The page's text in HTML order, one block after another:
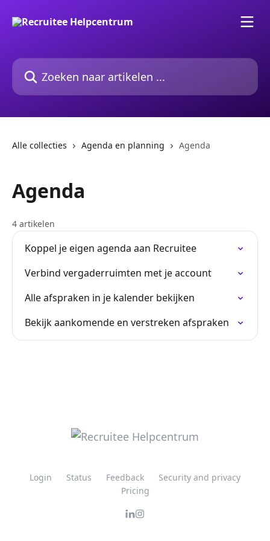
Zoeken naar artikelen ...
Alle collecties Agenda en planning Agenda
Agenda
4 artikelen
Koppel je eigen agenda aan Recruitee
Verbind vergaderruimten met je account
Alle afspraken in je kalender bekijken
Bekijk aankomende en verstreken afspraken
Login Status Feedback
Security and privacy
Pricing